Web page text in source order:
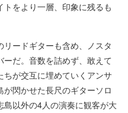
をより一層、印象に残るも
ードギターも含め、ノスタ
だ。音数を詰めず、敢えて
が交互に埋めていくアンサ
閃かせた長尺のギターソロ
島以外の4人の演奏に観客が大